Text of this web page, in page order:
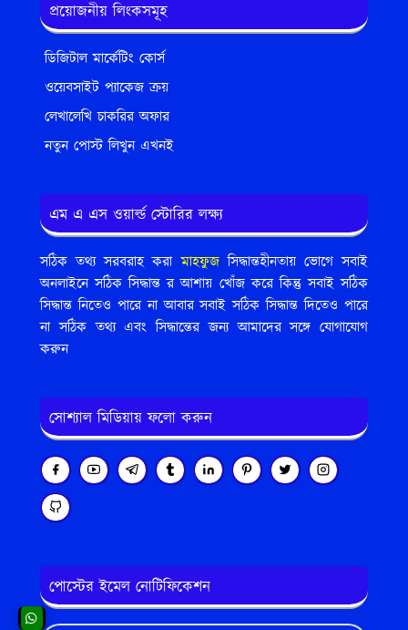
প্রয়োজনীয় লিংকসমূহ
ডিজিটাল মার্কেটিং কোর্স
ওয়েবসাইট প্যাকেজ ক্রয়
লেখালেখি চাকরির অফার
নতুন পোস্ট লিখুন এখনই
এম এ এস ওয়ার্ল্ড স্টোরির লক্ষ্য
সঠিক তথ্য সরবরাহ করামাহফুজসিদ্ধান্তহীনতায় ভোগে সবাই
অনলাইনে সঠিক সিদ্ধান্ত র আশায় খোঁজ করে কিন্তু সবাই সঠিক
সিদ্ধান্ত নিতেও পারে না আবার সবাই সঠিক সিদ্ধান্ত দিতেও পারে
না সঠিক তথ্য এবং সিদ্ধান্তের জন্য আমাদের সঙ্গে যোগাযোগ
করুন
সোশ্যাল মিডিয়ায় ফলো করুন
পোস্টের ইমেল নোটিফিকেশন